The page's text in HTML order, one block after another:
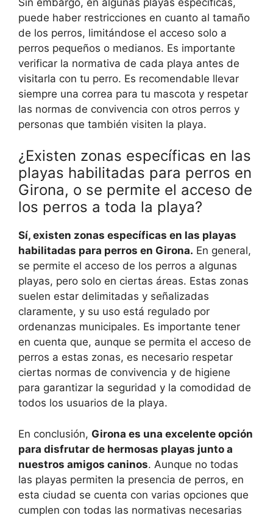
puede haber restricciones en cuanto al tamaño
de los perros, limitándose el acceso solo a
perros pequeños o medianos. Es importante
verificar la normativa de cada playa antes de
visitarla con tu perro. Es recomendable llevar
siempre una correa para tu mascota y respetar
las normas de convivencia con otros perros y
personas que también visiten la playa.
¿Existen zonas específicas en las
playas habilitadas para perros en
Girona, o se permite el acceso de
los perros a toda la playa?
Sí, existen zonas específicas en las playas
habilitadas para perros en Girona. En general,
se permite el acceso de los perros a algunas
playas, pero solo en ciertas áreas. Estas zonas
suelen estar delimitadas y señalizadas
claramente, y su uso está regulado por
ordenanzas municipales. Es importante tener
en cuenta que, aunque se permita el acceso de
perros a estas zonas, es necesario respetar
ciertas normas de convivencia y de higiene
para garantizar la seguridad y la comodidad de
todos los usuarios de la playa.
En conclusión, Girona es una excelente opción
para disfrutar de hermosas playas junto a
nuestros amigos caninos. Aunque no todas
las playas permiten la presencia de perros, en
esta ciudad se cuenta con varias opciones que
cumplen con todas las normativas necesarias